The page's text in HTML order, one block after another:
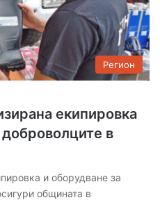
Регион
екипировка
в
и оборудване за
общината в